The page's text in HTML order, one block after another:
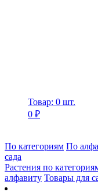
Товар: 0 шт.
0 ₽
По категориям По
сада
Растения по
алфавиту Товары для